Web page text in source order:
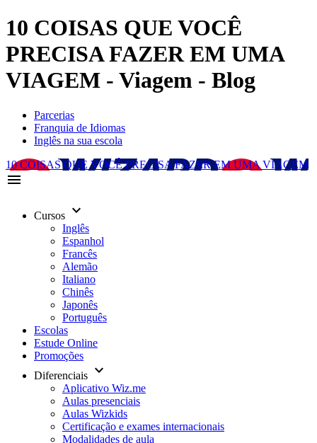
10 COISAS QUE VOCÊ
PRECISA FAZER EM UMA
VIAGEM - Viagem - Blog
Parcerias
Franquia de Idiomas
Inglês na sua escola
10 COISAS QUE VOCÊ PRECISA FAZER EM UMA VIAGEM
menu
Cursos keyboard_arrow_down
Inglês
Espanhol
Francês
Alemão
Italiano
Chinês
Japonês
Português
Escolas
Estude Online
Promoções
Diferenciais keyboard_arrow_down
Aplicativo Wiz.me
Aulas presenciais
Aulas Wizkids
Certificação e exames internacionais
Modalidades de aula